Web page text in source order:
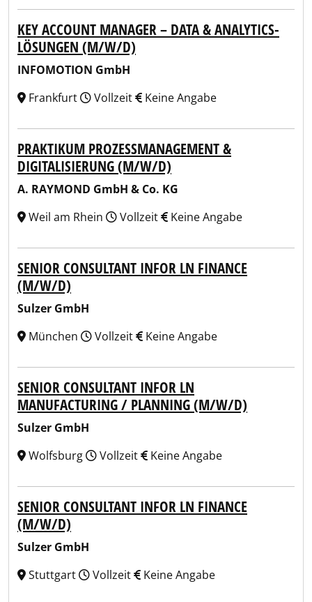
KEY ACCOUNT MANAGER – DATA & ANALYTICS-
LÖSUNGEN (M/W/D)
INFOMOTION GmbH
Frankfurt
Vollzeit Keine Angabe
PRAKTIKUM PROZESSMANAGEMENT &
DIGITALISIERUNG (M/W/D)
A. RAYMOND GmbH & Co. KG
Weil am Rhein
Vollzeit Keine Angabe
SENIOR CONSULTANT INFOR LN FINANCE
(M/W/D)
Sulzer GmbH
München
Vollzeit Keine Angabe
SENIOR CONSULTANT INFOR LN
MANUFACTURING / PLANNING (M/W/D)
Sulzer GmbH
Wolfsburg
Vollzeit Keine Angabe
SENIOR CONSULTANT INFOR LN FINANCE
(M/W/D)
Sulzer GmbH
Stuttgart
Vollzeit Keine Angabe